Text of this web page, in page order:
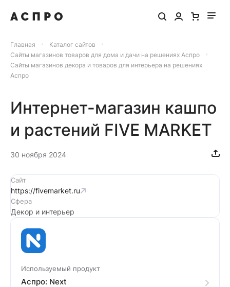
Главная
Каталог сайтов
Сайты магазинов товаров для дома и дачи на решениях Аспро
Сайты магазинов декора и товаров для интерьера на решениях
Аспро
Интернет-магазин кашпо
и растений FIVE MARKET
30 ноября 2024
Сайт
https://fivemarket.ru
Сфера
Декор и интерьер
Используемый продукт
Аспро: Next